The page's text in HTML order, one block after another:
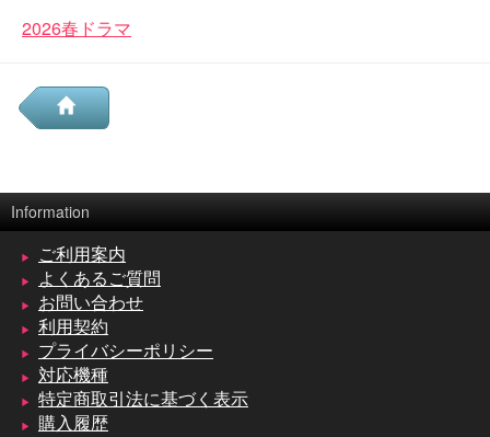
2026春ドラマ
Information
ご利用案内
よくあるご質問
お問い合わせ
利用契約
プライバシーポリシー
対応機種
特定商取引法に基づく表示
購入履歴